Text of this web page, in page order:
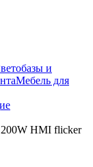
и
Мебель для
HMI flicker